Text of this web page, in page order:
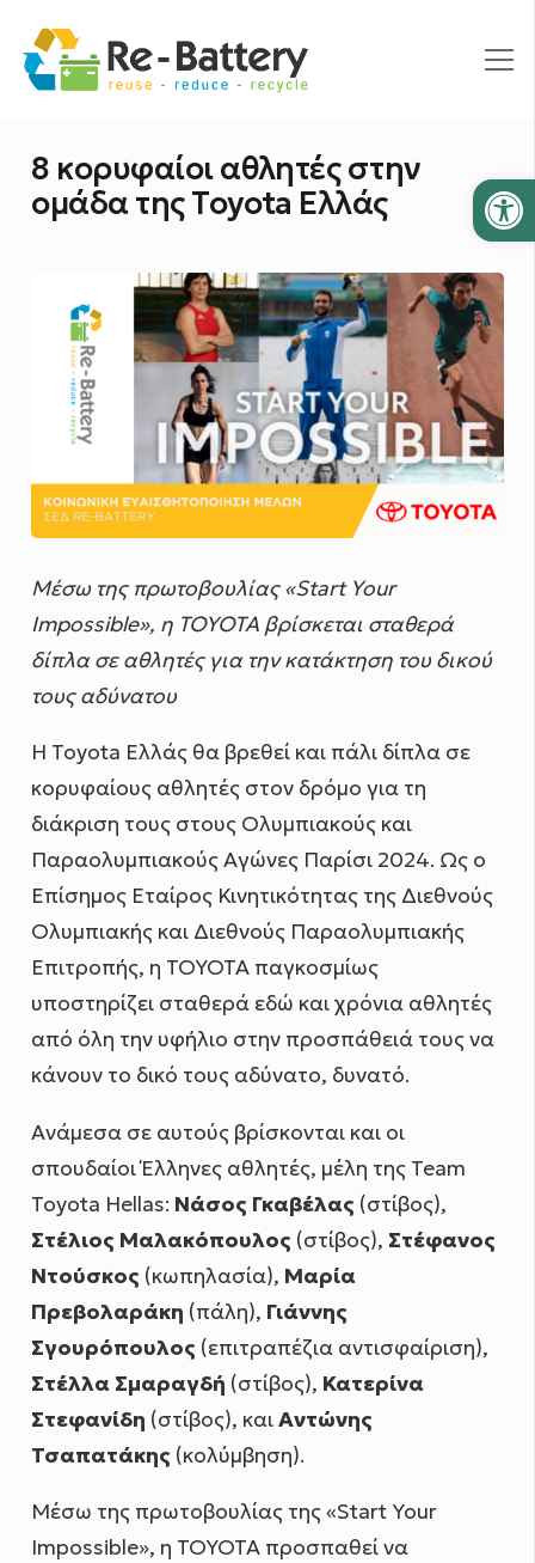
8 κορυφαίοι αθλητές στην
ομάδα της Toyota Ελλάς
Μέσω της πρωτοβουλίας «Start Your
Impossible», η ΤΟΥΟΤΑ βρίσκεται σταθερά
δίπλα σε αθλητές για την κατάκτηση του δικού
τους αδύνατου
Η Toyota Ελλάς θα βρεθεί και πάλι δίπλα σε
κορυφαίους αθλητές στον δρόμο για τη
διάκριση τους στους Ολυμπιακούς και
Παραολυμπιακούς Αγώνες Παρίσι 2024. Ως ο
Επίσημος Εταίρος Κινητικότητας της Διεθνούς
Ολυμπιακής και Διεθνούς Παραολυμπιακής
Επιτροπής, η ΤΟΥΟΤΑ παγκοσμίως
υποστηρίζει σταθερά εδώ και χρόνια αθλητές
από όλη την υφήλιο στην προσπάθειά τους να
κάνουν το δικό τους αδύνατο, δυνατό.
Ανάμεσα σε αυτούς βρίσκονται και οι
σπουδαίοι Έλληνες αθλητές, μέλη της Team
Toyota Hellas: Νάσος Γκαβέλας (στίβος),
Στέλιος Μαλακόπουλος (στίβος), Στέφανος
Ντούσκος (κωπηλασία), Μαρία
Πρεβολαράκη (πάλη), Γιάννης
Σγουρόπουλος (επιτραπέζια αντισφαίριση),
Στέλλα Σμαραγδή (στίβος), Κατερίνα
Στεφανίδη (στίβος), καιΑντώνης
Τσαπατάκης (κολύμβηση).
Μέσω της πρωτοβουλίας της «Start Your
Impossible», η ΤΟΥΟΤΑ προσπαθεί να